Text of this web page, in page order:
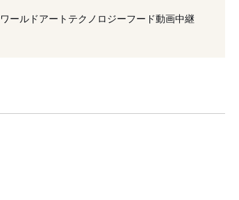
#テイクアウト
#商業施設
ワールドアート テクノロジーフード動画中継